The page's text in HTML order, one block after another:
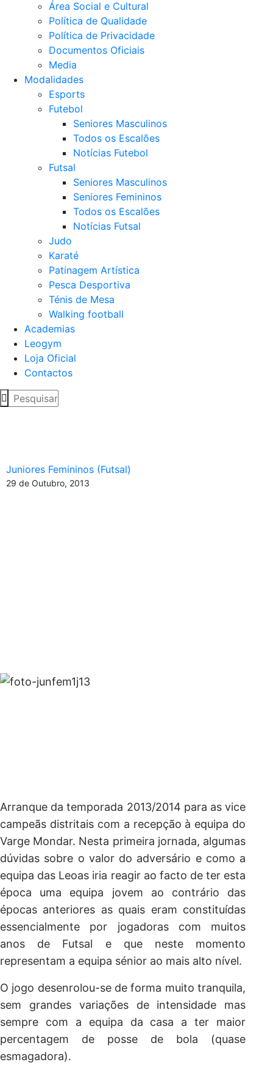
Área Social e Cultural
Política de Qualidade
Política de Privacidade
Documentos Oficiais
Media
Modalidades
Esports
Futebol
Seniores Masculinos
Todos os Escalões
Notícias Futebol
Futsal
Seniores Masculinos
Seniores Femininos
Todos os Escalões
Notícias Futsal
Judo
Karaté
Patinagem Artística
Pesca Desportiva
Ténis de Mesa
Walking football
Academias
Leogym
Loja Oficial
Contactos
Juniores Femininos (Futsal)
29 de Outubro, 2013
Arranque da temporada 2013/2014 para as vice
campeãs distritais com a recepção à equipa do
Varge Mondar. Nesta primeira jornada, algumas
dúvidas sobre o valor do adversário e como a
equipa das Leoas iria reagir ao facto de ter esta
época uma equipa jovem ao contrário das
épocas anteriores as quais eram constituídas
essencialmente por jogadoras com muitos
anos de Futsal e que neste momento
representam a equipa sénior ao mais alto nível.
O jogo desenrolou-se de forma muito tranquila,
sem grandes variações de intensidade mas
sempre com a equipa da casa a ter maior
percentagem de posse de bola (quase
esmagadora).